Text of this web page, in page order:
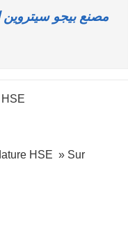
HSE » Sur